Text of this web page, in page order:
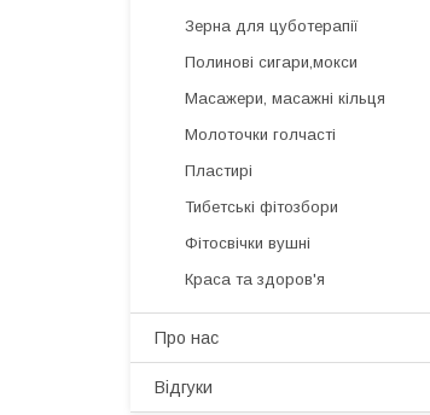
Зерна для цуботерапії
Полинові сигари,мокси
Масажери, масажні кільця
Молоточки голчасті
Пластирі
Тибетські фітозбори
Фітосвічки вушні
Краса та здоров'я
Про нас
Відгуки